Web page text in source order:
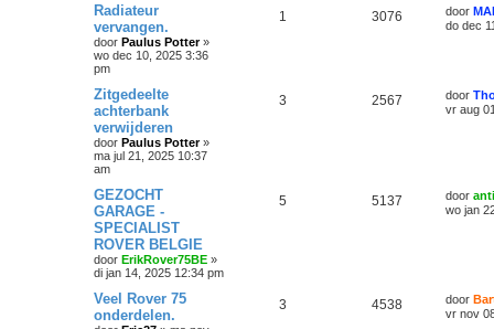
Radiateur
vervangen.
door Paulus Potter»
wo dec 10, 2025 3:36
pm
1 3076 door
do dec
Zitgedeelte
achterbank
verwijderen
door Paulus Potter»
ma jul 21, 2025 10:37
am
3 2567 door
vr aug
GEZOCHT
GARAGE -
SPECIALIST
ROVER BELGIE
door ErikRover75BE »
di jan 14, 2025 12:34 pm
5 5137 door
wo jan
Veel Rover 75
onderdelen.
3 4538 door
vr nov